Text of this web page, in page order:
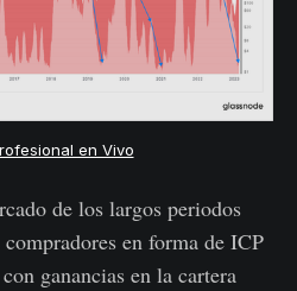
en Vivo
de los largos periodos
en forma de ICP
ganancias en la cartera